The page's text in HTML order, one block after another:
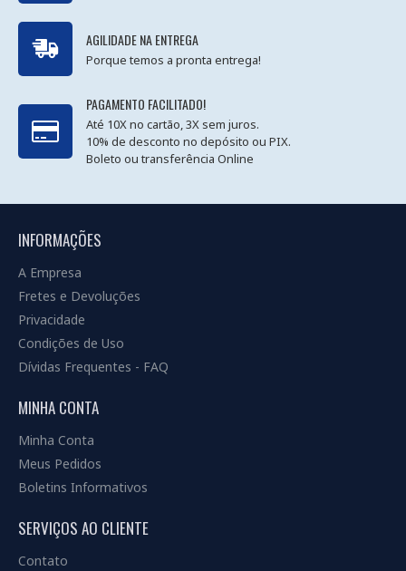
AGILIDADE NA ENTREGA
Porque temos a pronta entrega!
PAGAMENTO FACILITADO!
Até 10X no cartão, 3X sem juros.
10% de desconto no depósito ou PIX.
Boleto ou transferência Online
INFORMAÇÕES
A Empresa
Fretes e Devoluções
Privacidade
Condições de Uso
Dívidas Frequentes - FAQ
MINHA CONTA
Minha Conta
Meus Pedidos
Boletins Informativos
SERVIÇOS AO CLIENTE
Contato